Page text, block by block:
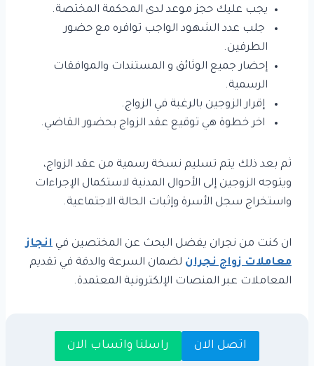
يجب عليك حجز موعد لدى المحكمة المختصة.
جلب عدد الشهود الواجب توافره مع حضور
الطرفين.
إحضار جميع الوثائق و المستندات والموافقات
الرسمية.
إقرار الزوجين بالرغبة في الزواج.
اخر خطوة هي توقيع عقد الزواج بحضور القاضي.
ثم بعد ذلك يتم تسليم نسخة رسمية من عقد الزواج،
ويتوجه الزوجين إلى الأحوال المدنية لاستكمال الإجراءات
واستخراج سجل الأسرة وإثبات الحالة الاجتماعية.
ان كنت من نجران يفضل البحث عن المختصين في انجاز
معاملات زواج نجران لضمان السرعة والدقة في تقديم
المعاملات عبر المنصات الإلكترونية المعتمدة.
اتصل الان راسلنا واتساب الان